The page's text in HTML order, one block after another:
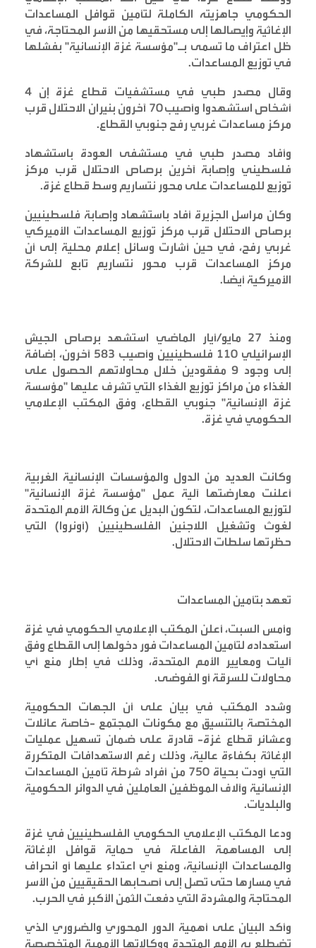
الحكومي جاهزيته الكاملة لتأمين قوافل المساعدات
الإغاثية وإيصالها إلى مستحقيها من الأسر المحتاجة، في
ظل اعتراف ما تسمى بـ"مؤسسة غزة الإنسانية" بفشلها
في توزيع المساعدات.
وقال مصدر طبي في مستشفيات قطاع غزة إن 4
أشخاص استشهدوا وأصيب 70 آخرون بنيران الاحتلال قرب
مركز مساعدات غربي رفح جنوبي القطاع.
وأفاد مصدر طبي في مستشفى العودة باستشهاد
فلسطيني وإصابة آخرين برصاص الاحتلال قرب مركز
توزيع للمساعدات على محور نتساريم وسط قطاع غزة.
وكان مراسل الجزيرة أفاد باستشهاد وإصابة فلسطينيين
برصاص الاحتلال قرب مركز توزيع المساعدات الأميركي
غربي رفح، في حين أشارت وسائل إعلام محلية إلى أن
مركز المساعدات قرب محور نتساريم تابع للشركة
الأميركية أيضا.
ومنذ 27 مايو/أيار الماضي استشهد برصاص الجيش
الإسرائيلي 110 فلسطينيين وأصيب 583 آخرون، إضافة
إلى وجود 9 مفقودين خلال محاولاتهم الحصول على
الغذاء من مراكز توزيع الغذاء التي تشرف عليها "مؤسسة
غزة الإنسانية" جنوبي القطاع، وفق المكتب الإعلامي
الحكومي في غزة.
وكانت العديد من الدول والمؤسسات الإنسانية الغربية
أعلنت معارضتها آلية عمل "مؤسسة غزة الإنسانية"
لتوزيع المساعدات، لتكون البديل عن وكالة الأمم المتحدة
لغوث وتشغيل اللاجئين الفلسطينيين (أونروا) التي
حظرتها سلطات الاحتلال.
تعهد بتأمين المساعدات
وأمس السبت، أعلن المكتب الإعلامي الحكومي في غزة
استعداده لتأمين المساعدات فور دخولها إلى القطاع وفق
آليات ومعايير الأمم المتحدة، وذلك في إطار منع أي
محاولات للسرقة أو الفوضى.
وشدد المكتب في بيان على أن الجهات الحكومية
المختصة بالتنسيق مع مكونات المجتمع -خاصة عائلات
وعشائر قطاع غزة- قادرة على ضمان تسهيل عمليات
الإغاثة بكفاءة عالية، وذلك رغم الاستهدافات المتكررة
التي أودت بحياة 750 من أفراد شرطة تأمين المساعدات
الإنسانية وآلاف الموظفين العاملين في الدوائر الحكومية
والبلديات.
ودعا المكتب الإعلامي الحكومي الفلسطينيين في غزة
إلى المساهمة الفاعلة في حماية قوافل الإغاثة
والمساعدات الإنسانية، ومنع أي اعتداء عليها أو انحراف
في مسارها حتى تصل إلى أصحابها الحقيقيين من الأسر
المحتاجة والمشردة التي دفعت الثمن الأكبر في الحرب.
وأكد البيان على أهمية الدور المحوري والضروري الذي
تضطلع به الأمم المتحدة ووكالاتها الأممية المتخصصة